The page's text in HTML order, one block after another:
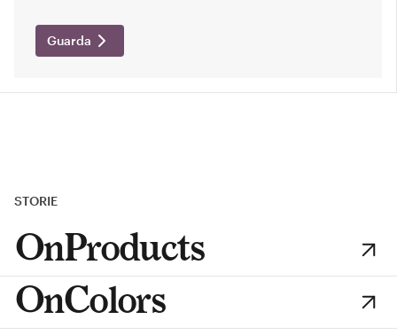
Guarda
STORIE
OnProducts
OnColors